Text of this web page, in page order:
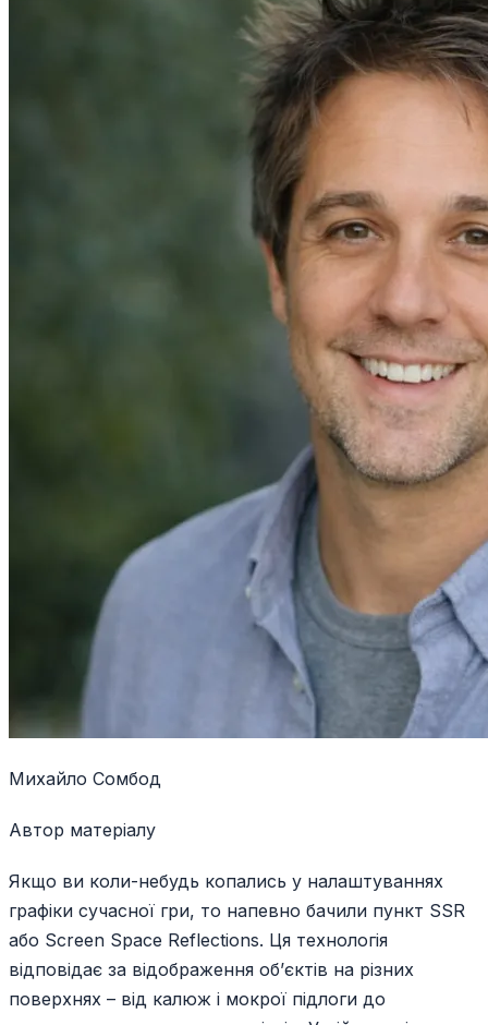
Михайло Сомбод
Автор матеріалу
Якщо ви коли-небудь копались у налаштуваннях
графіки сучасної гри, то напевно бачили пункт SSR
або Screen Space Reflections. Ця технологія
відповідає за відображення об’єктів на різних
поверхнях – від калюж і мокрої підлоги до